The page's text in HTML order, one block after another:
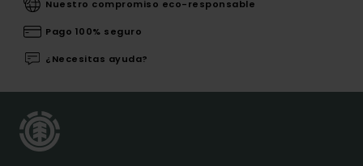
Nuestro compromiso eco-responsable
Pago 100% seguro
¿Necesitas ayuda?